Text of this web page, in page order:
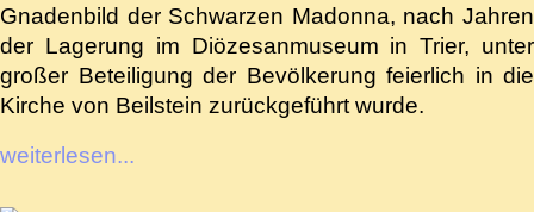
Gnadenbild der Schwarzen Madonna, nach Jahren
der Lagerung im Diözesanmuseum in Trier, unter
großer Beteiligung der Bevölkerung feierlich in die
Kirche von Beilstein zurückgeführt wurde.
weiterlesen...